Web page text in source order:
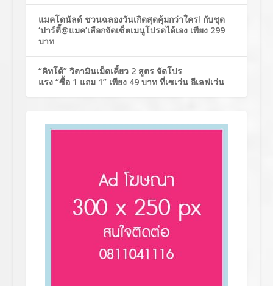
แมคโดนัลด์ ชวนฉลองวันเกิดสุดคุ้มกว่าใคร! กับชุด
‘ปาร์ตี้@แมค’เลือกจัดเซ็ตเมนูโปรดได้เอง เพียง 299
บาท
“คิทโด้” วิตามินเม็ดเคี้ยว 2 สูตร จัดโปร
แรง “ซื้อ 1 แถม 1” เพียง 49 บาท ที่เซเว่น อีเลฟเว่น